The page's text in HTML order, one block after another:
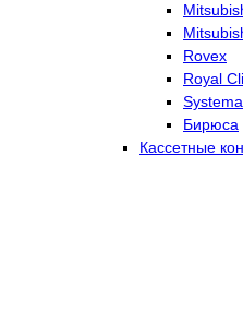
Rovex
Royal
Бирюса
Кассетные